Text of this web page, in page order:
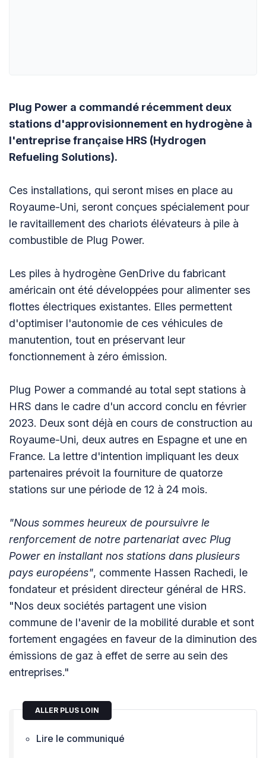
Plug Power a commandé récemment deux
stations d'approvisionnement en hydrogène à
l'entreprise française HRS (Hydrogen
Refueling Solutions).
Ces installations, qui seront mises en place au
Royaume-Uni, seront conçues spécialement pour
le ravitaillement des chariots élévateurs à pile à
combustible de Plug Power.
Les piles à hydrogène GenDrive du fabricant
américain ont été développées pour alimenter ses
flottes électriques existantes. Elles permettent
d'optimiser l'autonomie de ces véhicules de
manutention, tout en préservant leur
fonctionnement à zéro émission.
Plug Power a commandé au total sept stations à
HRS dans le cadre d'un accord conclu en février
2023. Deux sont déjà en cours de construction au
Royaume-Uni, deux autres en Espagne et une en
France. La lettre d'intention impliquant les deux
partenaires prévoit la fourniture de quatorze
stations sur une période de 12 à 24 mois.
"Nous sommes heureux de poursuivre le
renforcement de notre partenariat avec Plug
Power en installant nos stations dans plusieurs
pays européens", commente Hassen Rachedi, le
fondateur et président directeur général de HRS.
"Nos deux sociétés partagent une vision
commune de l'avenir de la mobilité durable et sont
fortement engagées en faveur de la diminution des
émissions de gaz à effet de serre au sein des
entreprises."
ALLER PLUS LOIN
Lire le communiqué